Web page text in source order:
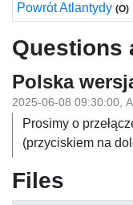
Powrót Atlantydy (O)
Questions
Polska
2025-06-08 09:30:00
Prosimy o
(przyciskiem na
Files